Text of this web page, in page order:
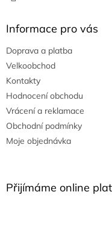
Informace pro vás
Doprava a platba
Velkoobchod
Kontakty
Hodnocení obchodu
Vrácení a reklamace
Obchodní podmínky
Moje objednávka
Přijímáme online